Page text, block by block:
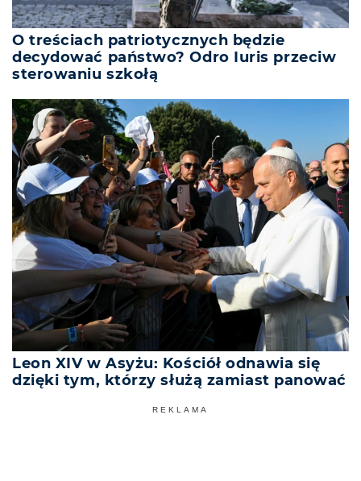
O treściach patriotycznych będzie
decydować państwo? Odro Iuris przeciw
sterowaniu szkołą
Leon XIV w Asyżu: Kościół odnawia się
dzięki tym, którzy służą zamiast panować
REKLAMA